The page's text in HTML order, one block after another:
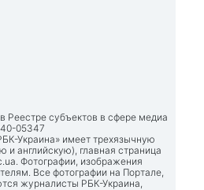
Реестре субъектов в сфере медиа
05347
Украина» имеет трехязычную
и английскую), главная страница
. Фотографии, изображения
Все фотографии на Портале,
журналисты РБК-Украина,